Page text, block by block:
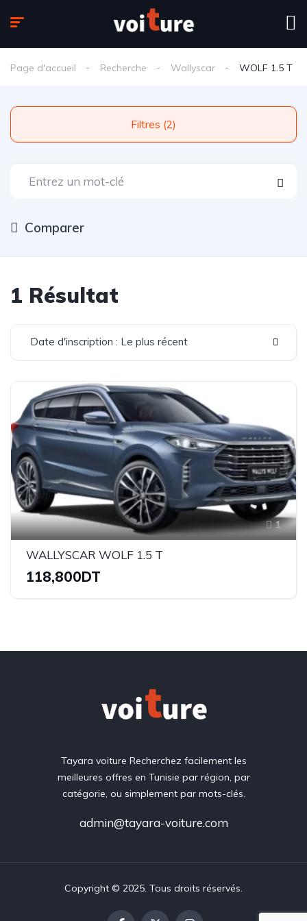
Page d'accueil Recherche Wallyscar WOLF 1.5 T
Filtres (2)
Comparer
1 Résultat
Date d'inscription : Le plus récent
1
WALLYSCAR WOLF 1.5 T
118,800DT
Tayara voiture Recherchez facilement les
meilleures offres en Tunisie par région, par
catégorie, ou simplement par mots-clés.
admin@tayara-voiture.com
Copyright © 2025. Tous droits réservés.